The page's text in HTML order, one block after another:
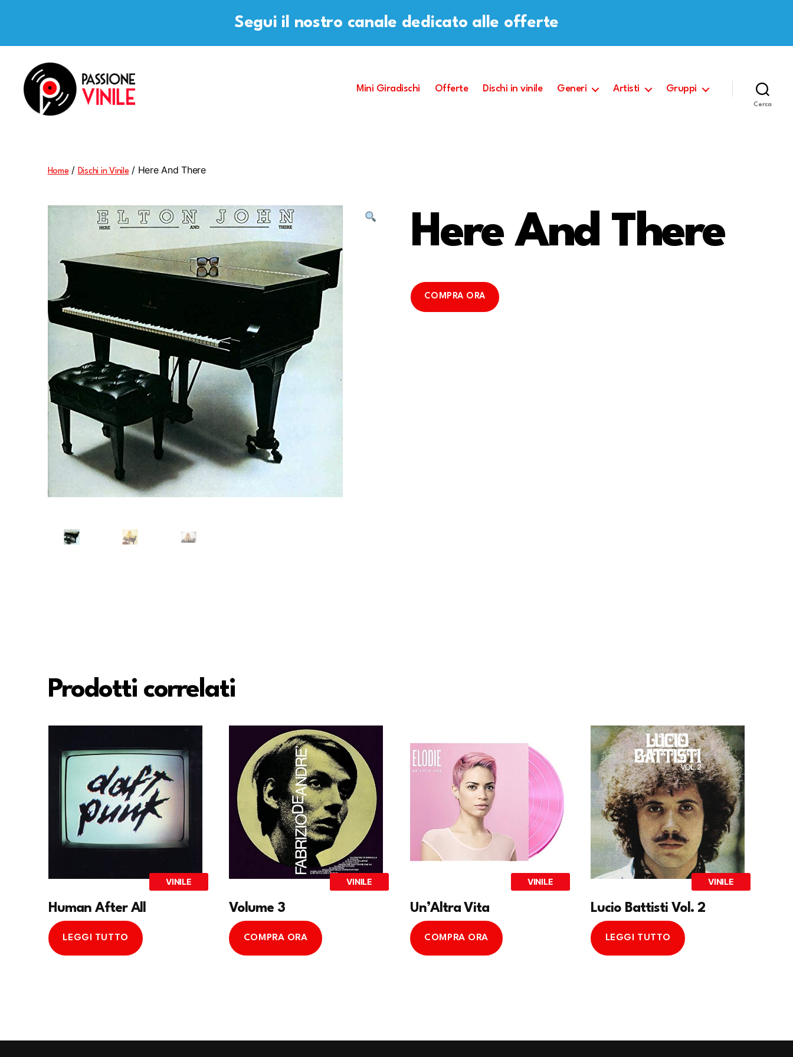
Segui il nostro canale dedicato alle offerte
Mini Giradischi Offerte Dischi in vinile Generi Artisti Gruppi
Cerca
Home/ Dischi in Vinile/ Here And There
Here And There
COMPRA ORA
Prodotti correlati
VINILE
Human After All
LEGGI TUTTO
VINILE
Volume 3
COMPRA ORA
VINILE
Un’Altra Vita
COMPRA ORA
VINILE
Lucio Battisti Vol. 2
LEGGI TUTTO